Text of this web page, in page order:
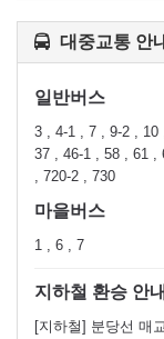
대중교통 안
일반버스
3 , 4-1 , 7 , 9-2 , 10
37 , 46-1 , 58 , 61 ,
, 720-2 , 730
마을버스
1 , 6 , 7
지하철 환승 안내
[지하철] 분당선 매